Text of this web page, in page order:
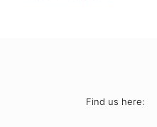
Find us here: